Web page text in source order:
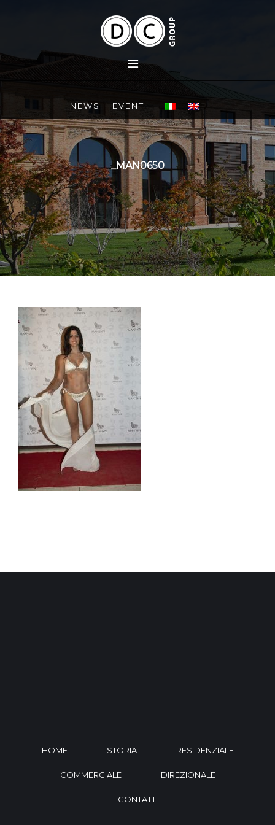
NEWS EVENTI
_MAN0650
HOME STORIA RESIDENZIALE
COMMERCIALE DIREZIONALE
CONTATTI